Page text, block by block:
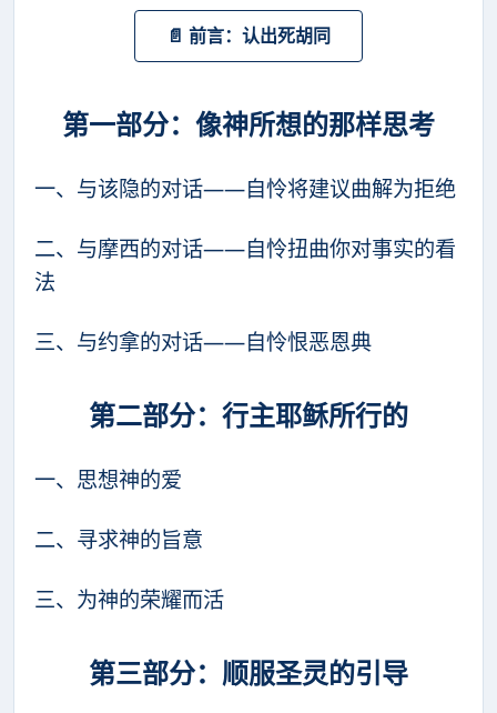
📄 前言：认出死胡同
第一部分：像神所想的那样思考
一、与该隐的对话——自怜将建议曲解为拒绝
二、与摩西的对话——自怜扭曲你对事实的看
法
三、与约拿的对话——自怜恨恶恩典
第二部分：行主耶稣所行的
一、思想神的爱
二、寻求神的旨意
三、为神的荣耀而活
第三部分：顺服圣灵的引导